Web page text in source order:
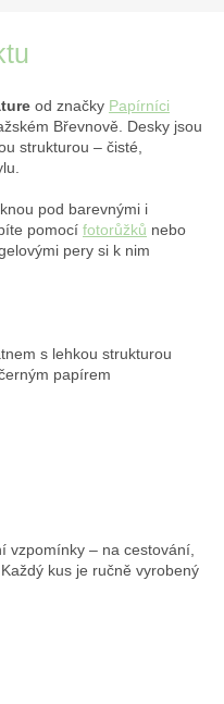
od značky Papírníci
Břevnově. Desky jsou
strukturou – čisté,
pod barevnými i
pomocí fotorůžků nebo
pery si k nim
s lehkou strukturou
papírem
vzpomínky – na cestování,
kus je ručně vyrobený